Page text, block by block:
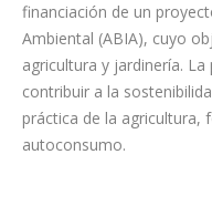
financiación de un
Ambiental (ABIA), cuyo
agricultura y jardinería.
contribuir a la
práctica de la agricultura,
autoconsumo.